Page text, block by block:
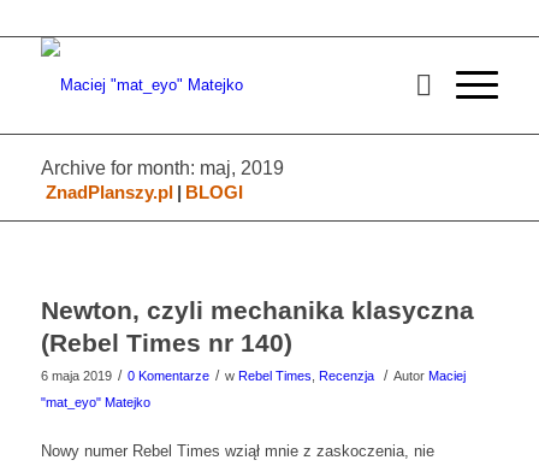
Archive for month: maj, 2019
ZnadPlanszy.pl | BLOGI
Newton, czyli mechanika klasyczna
(Rebel Times nr 140)
6 maja 2019 / 0 Komentarze / w Rebel Times Recenzja / Autor Maciej
"mat_eyo" Matejko
Nowy numer Rebel Times wziął mnie z zaskoczenia, nie